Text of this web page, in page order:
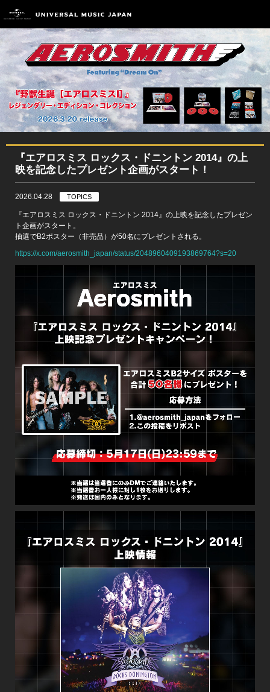
『エアロスミス ロックス・ドニントン 2014』の上
映を記念したプレゼント企画がスタート！
2026.04.28 TOPICS
『エアロスミス ロックス・ドニントン 2014』の上映を記念したプレゼン
ト企画がスタート。
抽選でB2ポスター（非売品）が50名にプレゼントされる。
https://x.com/aerosmith_japan/status/2048960409193869764?s=20